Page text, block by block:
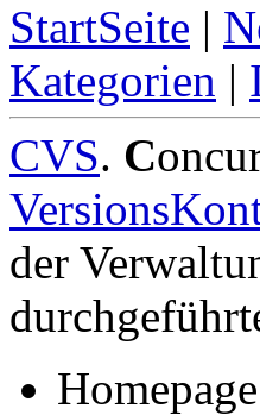
StartSeite |
Kategorien |
CVS. C
der